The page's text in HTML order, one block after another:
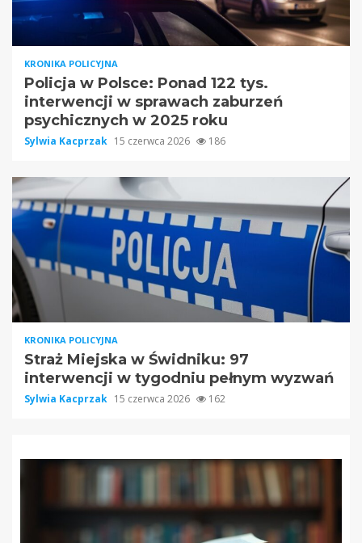
KRONIKA POLICYJNA
Policja w Polsce: Ponad 122 tys.
interwencji w sprawach zaburzeń
psychicznych w 2025 roku
Sylwia Kacprzak 15 czerwca 2026 186
KRONIKA POLICYJNA
Straż Miejska w Świdniku: 97
interwencji w tygodniu pełnym wyzwań
Sylwia Kacprzak 15 czerwca 2026 162